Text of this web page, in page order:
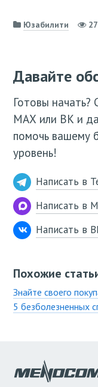
Юзабилити
Давайте
Готовы начать?
МАХ или ВК и
помочь вашему
уровень!
Написать в
Написать в
Написать в
Похожие
Знайте своего
5 безболезненных